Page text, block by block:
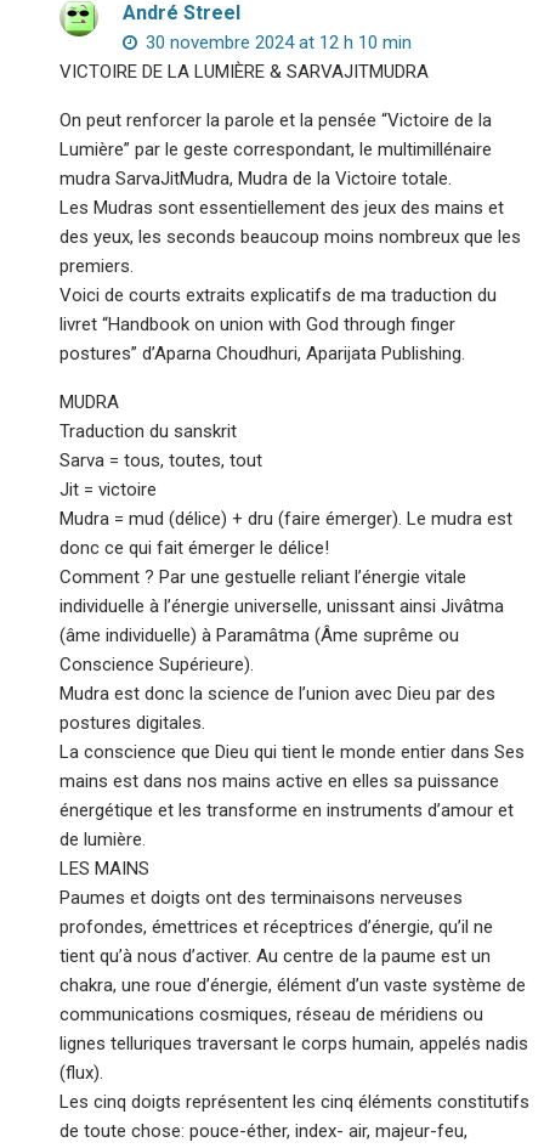
André Streel
30 novembre 2024 at 12 h 10 min
VICTOIRE DE LA LUMIÈRE & SARVAJITMUDRA
On peut renforcer la parole et la pensée “Victoire de la
Lumière” par le geste correspondant, le multimillénaire
mudra SarvaJitMudra, Mudra de la Victoire totale.
Les Mudras sont essentiellement des jeux des mains et
des yeux, les seconds beaucoup moins nombreux que les
premiers.
Voici de courts extraits explicatifs de ma traduction du
livret “Handbook on union with God through finger
postures” d’Aparna Choudhuri, Aparijata Publishing.
MUDRA
Traduction du sanskrit
Sarva = tous, toutes, tout
Jit = victoire
Mudra = mud (délice) + dru (faire émerger). Le mudra est
donc ce qui fait émerger le délice!
Comment ? Par une gestuelle reliant l’énergie vitale
individuelle à l’énergie universelle, unissant ainsi Jivâtma
(âme individuelle) à Paramâtma (Âme suprême ou
Conscience Supérieure).
Mudra est donc la science de l’union avec Dieu par des
postures digitales.
La conscience que Dieu qui tient le monde entier dans Ses
mains est dans nos mains active en elles sa puissance
énergétique et les transforme en instruments d’amour et
de lumière.
LES MAINS
Paumes et doigts ont des terminaisons nerveuses
profondes, émettrices et réceptrices d’énergie, qu’il ne
tient qu’à nous d’activer. Au centre de la paume est un
chakra, une roue d’énergie, élément d’un vaste système de
communications cosmiques, réseau de méridiens ou
lignes telluriques traversant le corps humain, appelés nadis
(flux).
Les cinq doigts représentent les cinq éléments constitutifs
de toute chose: pouce-éther, index- air, majeur-feu,